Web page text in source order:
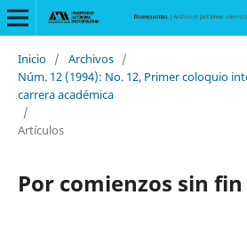
Inicio / Archivos /
Núm. 12 (1994): No. 12, Primer coloquio
carrera académica
/
Artículos
Por comienzos sin fin